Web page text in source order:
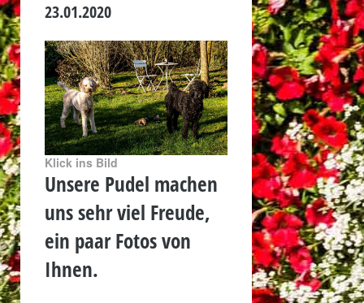
23.01.2020
Klick ins Bild
Unsere Pudel machen
uns sehr viel Freude,
ein paar Fotos von
Ihnen.